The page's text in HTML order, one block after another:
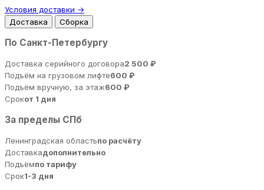
Условия доставки →
Доставка
Сборка
По Санкт-Петербургу
Доставка серийного договора2 500 ₽
Подъём на грузовом лифте600 ₽
Подъём вручную, за этаж600 ₽
Срокот 1 дня
За пределы СПб
Ленинградская областьпо расчёту
Доставкадополнительно
Подъёмпо тарифу
Срок1-3 дня